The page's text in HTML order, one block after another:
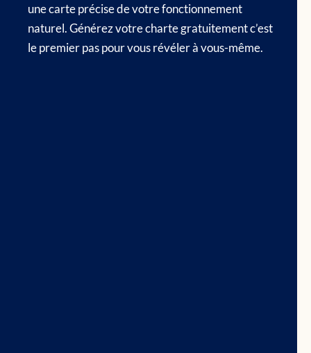
une carte précise de votre fonctionnement
naturel. Générez votre charte gratuitement c’est
le premier pas pour vous révéler à vous-même.